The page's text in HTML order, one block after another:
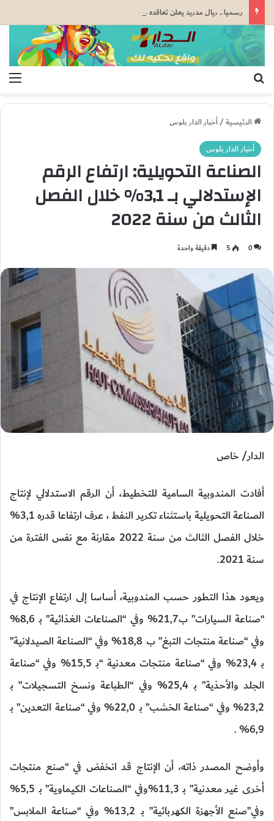
الرئيسية/أخبار الدار بلوس
أخبار الدار بلوس
الصناعة التحويلية: ارتفاع الرقم
الإستدلالي بـ 3,1% خلال الفصل
الثالث من سنة 2022
0
5 دقيقة واحدة
الدار/ خاص
أفادت المندوبية السامية للتخطيط، أن الرقم الاستدلالي لإنتاج
الصناعة التحويلية باستثناء تكرير النفط ، عرف ارتفاعا قدره 3,1%
خلال الفصل الثالث من سنة 2022 مقارنة مع نفس الفترة من
سنة 2021.
ويعود هذا التطور حسب المندوبية، أساسا إلى ارتفاع الإنتاج في
“صناعة السيارات” ب21,7% وفي “الصناعات الغذائية” بـ 8,6%
وفي “صناعة منتجات التبغ” ب 18,8% وفي “الصناعة الصيدلانية”
بـ 23,4% وفي “صناعة منتجات معدنية “بـ 15,5% وفي “صناعة
الجلد والأحذية” بـ 25,4% وفي “الطباعة ونسخ التسجيلات” بـ
23,2% وفي “صناعة الخشب” بـ 22,0% وفي “صناعة التعدين” بـ
6,9% .
وأوضح المصدر ذاته، أن الإنتاج قد انخفض في “صنع منتجات
أخرى غير معدنية” بـ 11,3%وفي “الصناعات الكيماوية” بـ 5,5%
وفي”صنع الأجهزة الكهربائية” بـ 13,2% وفي “صناعة الملابس”